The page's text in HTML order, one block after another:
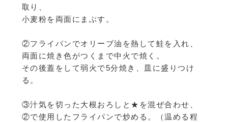
取り、
小麦粉を両面にまぶす。
②フライパンでオリーブ油を熱して鮭を入れ、
両面に焼き色がつくまで中火で焼く。
その後蓋をして弱火で5分焼き、皿に盛りつけ
る。
③汁気を切った大根おろしと★を混ぜ合わせ、
②で使用したフライパンで炒める。（温める程